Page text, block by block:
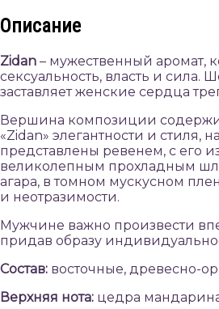
Описание
Zidan – мужественный аромат,
сексуальность, власть и
заставляет женские сердца
Вершина композиции
«Zidan» элегантности и
представлены ревенем, с его
великолепным прохладным
агара, в томном мускусном
и неотразимости.
Мужчине важно произвести
придав образу
Состав: восточные, древесно-
Верхняя нота: цедра